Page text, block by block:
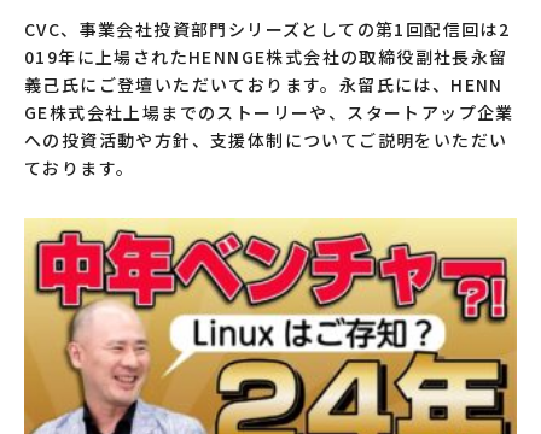
CVC、事業会社投資部門シリーズとしての第1回配信回は2
019年に上場されたHENNGE株式会社の取締役副社長永留
義己氏にご登壇いただいております。永留氏には、HENN
GE株式会社上場までのストーリーや、スタートアップ企業
への投資活動や方針、支援体制についてご説明をいただい
ております。